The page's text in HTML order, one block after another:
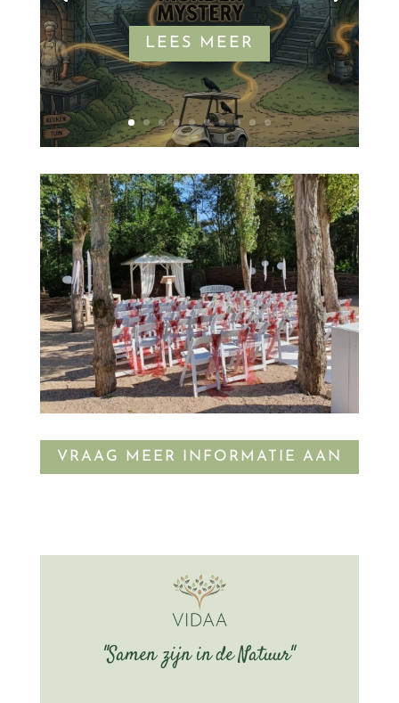
LEES MEER
VRAAG MEER INFORMATIE AAN
"Samen zijn in de Natuur"